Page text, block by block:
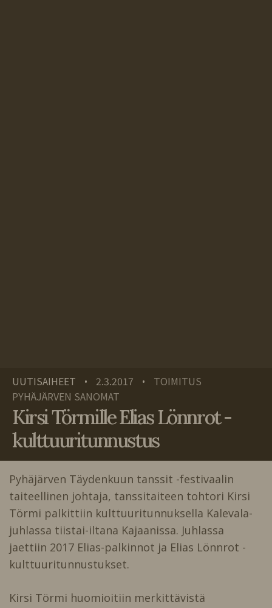
UUTISAIHEET • 2.3.2017 •
TOIMITUS
PYHÄJÄRVEN SANOMAT
Kirsi Törmille Elias Lönnrot -
kulttuuritunnustus
Pyhäjärven Täydenkuun tanssit -festivaalin
taiteellinen johtaja, tanssitaiteen tohtori Kirsi
Törmi palkittiin kulttuuritunnuksella Kalevala-
juhlassa tiistai-iltana Kajaanissa. Juhlassa
jaettiin 2017 Elias-palkinnot ja Elias Lönnrot -
kulttuuritunnustukset.
Kirsi Törmi huomioitiin merkittävistä